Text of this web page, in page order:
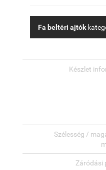
Fa beltéri ajtók
Készlet
Szélesség /
Záródási